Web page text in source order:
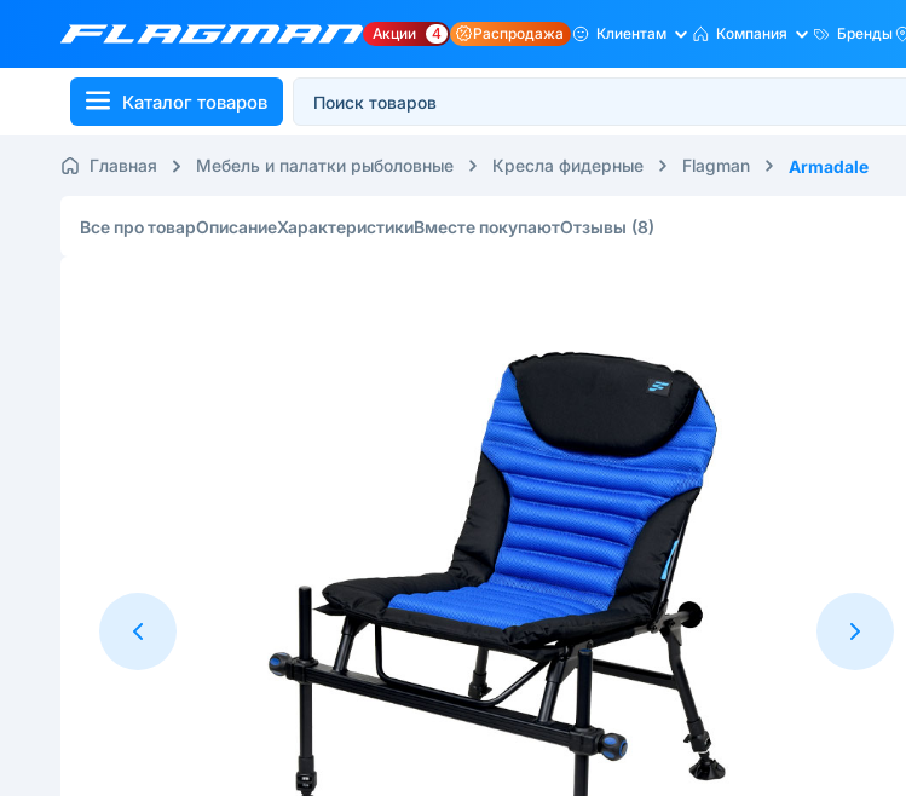
Акции 4 Распродажа Клиентам Компания Бренды
Каталог товаров
Главная Мебель и палатки рыболовные Кресла фидерные Flagman Armadale
Все про товарОписаниеХарактеристикиВместе покупаютОтзывы (8)